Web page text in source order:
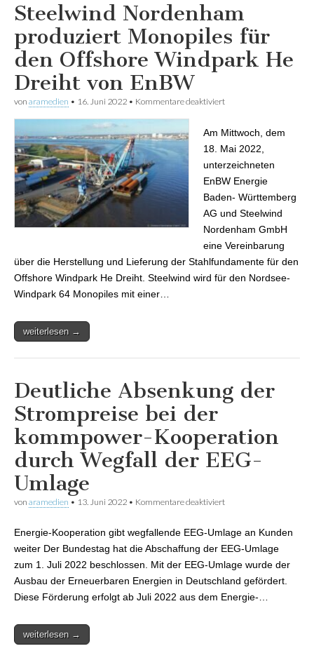
Steelwind Nordenham
produziert Monopiles für
den Offshore Windpark He
Dreiht von EnBW
von aramedien • 16. Juni 2022 • Kommentare deaktiviert
Offshore Windpark He
Dreiht von EnBW
Am Mittwoch, dem
18. Mai 2022,
unterzeichneten
EnBW Energie
Baden- Württemberg
AG und Steelwind
Nordenham GmbH
eine Vereinbarung
über die Herstellung und Lieferung der Stahlfundamente für den
Offshore Windpark He Dreiht. Steelwind wird für den Nordsee-
Windpark 64 Monopiles mit einer…
weiterlesen →
Deutliche Absenkung der
Strompreise bei der
kommpower-Kooperation
durch Wegfall der EEG-
Umlage
von aramedien • 13. Juni 2022 • Kommentare deaktiviert
kommpower-
Kooperation durch
Umlage
Energie-Kooperation gibt wegfallende EEG-Umlage an Kunden
weiter Der Bundestag hat die Abschaffung der EEG-Umlage
zum 1. Juli 2022 beschlossen. Mit der EEG-Umlage wurde der
Ausbau der Erneuerbaren Energien in Deutschland gefördert.
Diese Förderung erfolgt ab Juli 2022 aus dem Energie-…
weiterlesen →